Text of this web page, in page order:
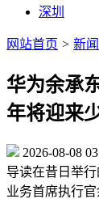
深圳
网站首页 > 新闻
华为余承
年将迎来
2026-08-08
导读在昔日举
业务首席执行